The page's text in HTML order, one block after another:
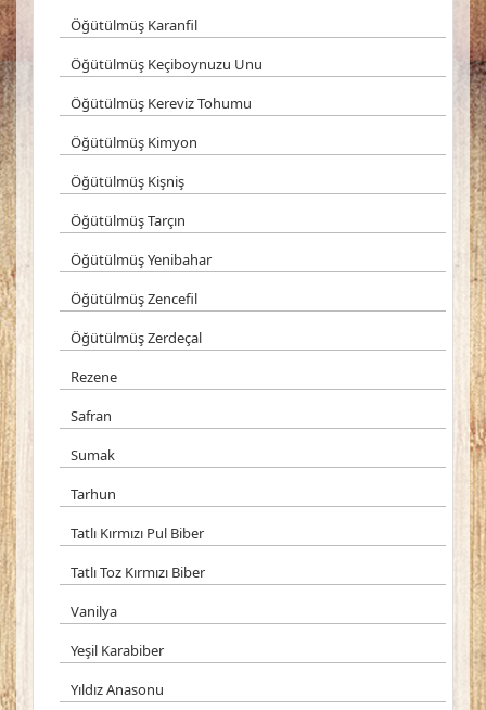
Öğütülmüş Karanfil
Öğütülmüş Keçiboynuzu Unu
Öğütülmüş Kereviz Tohumu
Öğütülmüş Kimyon
Öğütülmüş Kişniş
Öğütülmüş Tarçın
Öğütülmüş Yenibahar
Öğütülmüş Zencefil
Öğütülmüş Zerdeçal
Rezene
Safran
Sumak
Tarhun
Tatlı Kırmızı Pul Biber
Tatlı Toz Kırmızı Biber
Vanilya
Yeşil Karabiber
Yıldız Anasonu